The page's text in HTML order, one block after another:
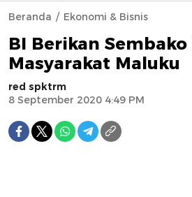
Beranda Ekonomi & Bisnis
BI Berikan Sembako
Masyarakat Maluku
red spktrm
8 September 2020 4:49 PM